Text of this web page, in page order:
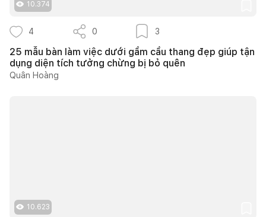
10.374
4 0 3
25 mẫu bàn làm việc dưới gầm cầu thang đẹp giúp tận
dụng diện tích tưởng chừng bị bỏ quên
Quân Hoàng
10.623